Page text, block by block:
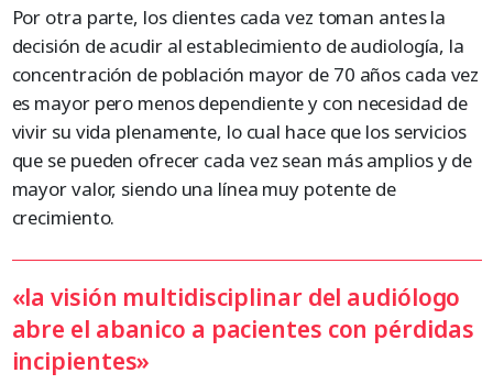
Por otra parte, los clientes cada vez toman antes la
decisión de acudir al establecimiento de audiología, la
concentración de población mayor de 70 años cada vez
es mayor pero menos dependiente y con necesidad de
vivir su vida plenamente, lo cual hace que los servicios
que se pueden ofrecer cada vez sean más amplios y de
mayor valor, siendo una línea muy potente de
crecimiento.
«la visión multidisciplinar del audiólogo
abre el abanico a pacientes con pérdidas
incipientes»